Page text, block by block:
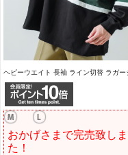
ヘビーウエイト 長袖 ライン切替 ラガー
おかげさまで完売致し
た！